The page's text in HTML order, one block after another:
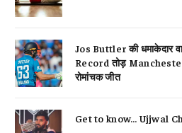
Jos Buttler की धमाकेदार
Record तोड़
रोमांचक जीत
Get to know… Ujjwal